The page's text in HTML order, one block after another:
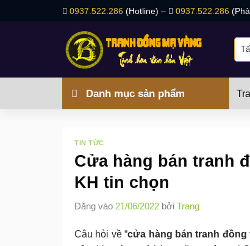
0937.522.286 (Hotline) – 0937.522.286
Danh mục sản phẩm
TIN TỨC
Cửa hàng bán tranh
KH tin chọn
Đăng vào 21/06/2022 bởi Trang
Câu hỏi về “cửa hàng bán tranh đồng